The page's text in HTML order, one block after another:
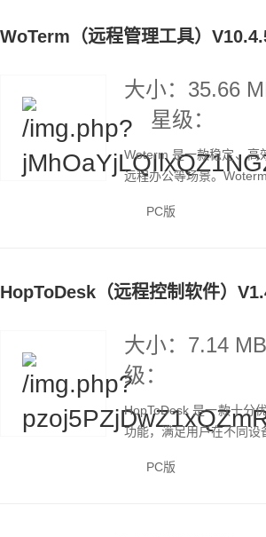
WoTerm（远程管理工具）
大小：35.66
星级：
Woterm 是一款稳定、高
远程办公等场景。
PC版
HopToDesk（远程控制软件）
大小：7.14 MB
级：
HopToDesk 是一款十分
功能，满足用户在不同设
PC版